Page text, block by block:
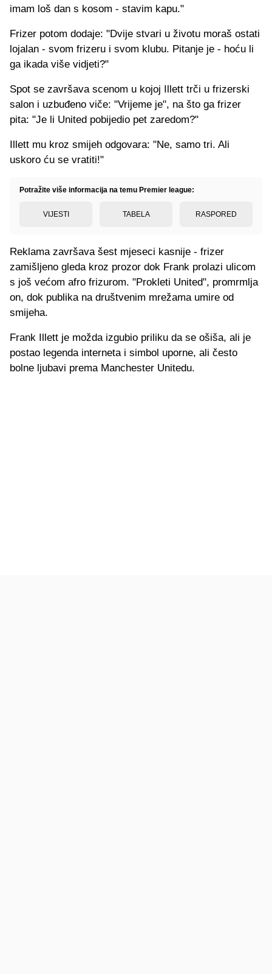
imam loš dan s kosom - stavim kapu."
Frizer potom dodaje: "Dvije stvari u životu moraš ostati
lojalan - svom frizeru i svom klubu. Pitanje je - hoću li
ga ikada više vidjeti?"
Spot se završava scenom u kojoj Illett trči u frizerski
salon i uzbuđeno viče: "Vrijeme je", na što ga frizer
pita: "Je li United pobijedio pet zaredom?"
Illett mu kroz smijeh odgovara: "Ne, samo tri. Ali
uskoro ću se vratiti!"
Potražite više informacija na temu Premier league:
VIJESTI TABELA RASPORED
Reklama završava šest mjeseci kasnije - frizer
zamišljeno gleda kroz prozor dok Frank prolazi ulicom
s još većom afro frizurom. "Prokleti United", promrmlja
on, dok publika na društvenim mrežama umire od
smijeha.
Frank Illett je možda izgubio priliku da se ošiša, ali je
postao legenda interneta i simbol uporne, ali često
bolne ljubavi prema Manchester Unitedu.